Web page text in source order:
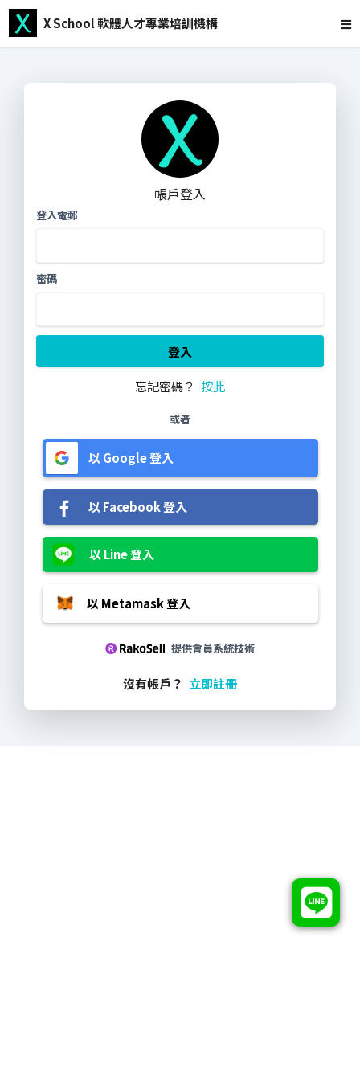
X School 軟體人才專業培訓機構
帳戶登入
登入電郵
密碼
登入
忘記密碼？ 按此
或者
以 Google 登入
以 Facebook 登入
以 Line 登入
以 Metamask 登入
提供會員系統技術
沒有帳戶？ 立即註冊